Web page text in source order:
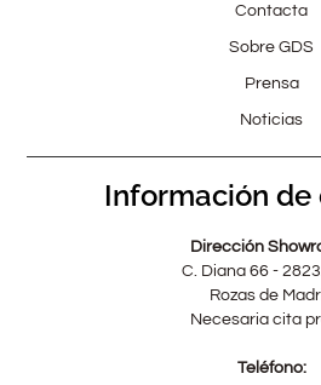
Contacta
Sobre GDS
Prensa
Noticias
Información
Dirección
C. Diana 66 -
Rozas de
Necesaria cita
Teléfono: